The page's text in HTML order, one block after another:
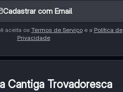
Cadastrar com Email
aceita os Termos de Serviçoe a Política de
Privacidade
Cantiga Trovadoresca